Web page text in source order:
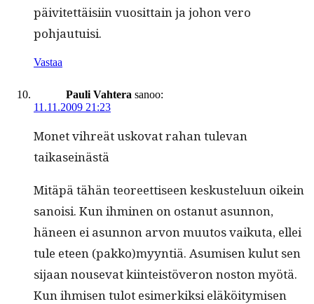
päivitet­täisi­in vuosit­tain ja johon vero
pohjautuisi.
Vastaa
Pauli Vahtera sanoo:
11.11.2009 21:23
Mon­et vihreät usko­vat rahan tule­van
taikaseinästä
Mitäpä tähän teo­reet­tiseen keskustelu­un oikein
sanoisi. Kun ihmi­nen on ostanut asun­non,
häneen ei asun­non arvon muu­tos vaiku­ta, ellei
tule eteen (pakko)myyntiä. Asumisen kulut sen
sijaan nou­se­vat kiin­teistöveron nos­ton myötä.
Kun ihmisen tulot esimerkik­si eläköi­tymisen